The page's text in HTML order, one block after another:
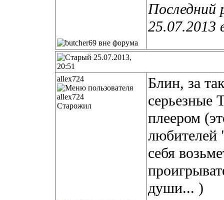
Последний
25.07.2013
25.07.2013,
20:51
allex724
Старожил
Блин, за
серьезные
плеером
любителей
себя
души... )